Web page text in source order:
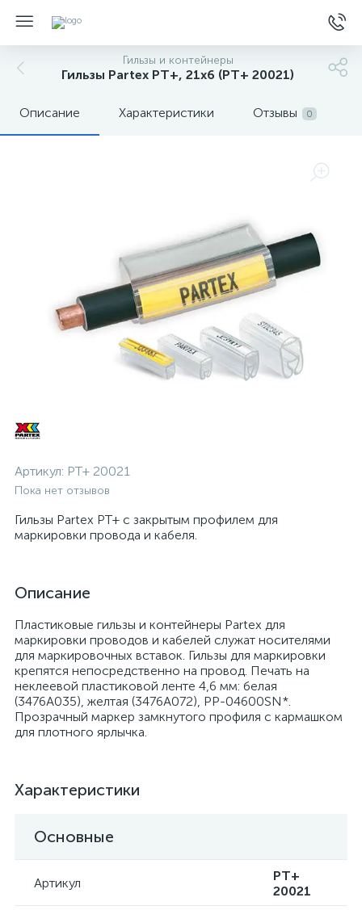
Гильзы и контейнеры
Гильзы Partex PT+, 21x6 (РT+ 20021)
Описание Характеристики Отзывы 0
Артикул: РT+ 20021
Пока нет отзывов
Гильзы Partex PT+ с закрытым профилем для
маркировки провода и кабеля.
Описание
Пластиковые гильзы и контейнеры Partex для
маркировки проводов и кабелей служат носителями
для маркировочных вставок. Гильзы для маркировки
крепятся непосредственно на провод. Печать на
неклеевой пластиковой ленте 4,6 мм: белая
(3476A035), желтая (3476A072), РР-04600SN*.
Прозрачный маркер замкнутого профиля с кармашком
для плотного ярлычка.
Характеристики
Основные
Артикул
РT+
20021